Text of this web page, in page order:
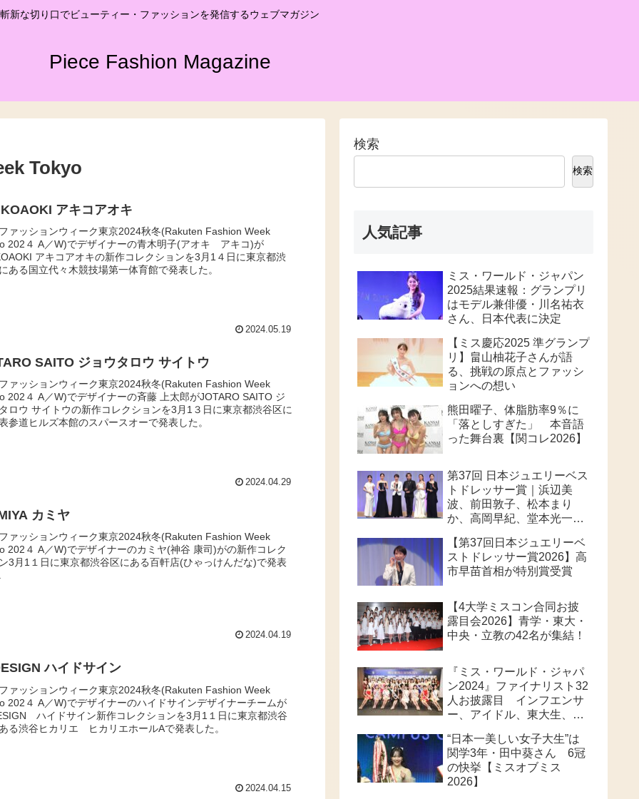
斬新な切り口でビューティー・ファッションを発信するウェブマガジン
Piece Fashion Magazine
Tokyo
アキコアオキ
ァッションウィーク東京2024秋冬(Rakuten Fashion Week
202４ A／W)でデザイナーの青木明子(アオキ アキコ)が
アキコアオキの新作コレクションを3月1４日に東京都渋
ある国立代々木競技場第一体育館で発表した。
2024.05.19
SAITO ジョウタロウ サイトウ
ァッションウィーク東京2024秋冬(Rakuten Fashion Week
202４ A／W)でデザイナーの斉藤 上太郎がJOTARO SAITO ジ
ロウ サイトウの新作コレクションを3月1３日に東京都渋谷区に
参道ヒルズ本館のスパースオーで発表した。
2024.04.29
カミヤ
ァッションウィーク東京2024秋冬(Rakuten Fashion Week
202４ A／W)でデザイナーのカミヤ(神谷 康司)がの新作コレク
3月1１日に東京都渋谷区にある百軒店(ひゃっけんだな)で発表
2024.04.19
ハイドサイン
ァッションウィーク東京2024秋冬(Rakuten Fashion Week
202４ A／W)でデザイナーのハイドサインデザイナーチームが
ハイドサイン新作コレクションを3月1１日に東京都渋谷
る渋谷ヒカリエ ヒカリエホールAで発表した。
2024.04.15
検索
検索
人気記事
ミス・ワールド・ジャパン
2025結果速報：グランプリ
はモデル兼俳優・川名祐衣
さん、日本代表に決定
【ミス慶応2025 準グランプ
リ】畠山柚花子さんが語
る、挑戦の原点とファッシ
ョンへの想い
熊田曜子、体脂肪率9％に
「落としすぎた」 本音語
った舞台裏【関コレ2026】
第37回 日本ジュエリーベス
トドレッサー賞｜浜辺美
波、前田敦子、松本まり
か、高岡早紀、堂本光一、
賞
【第37回日本ジュエリーベ
ストドレッサー賞2026】高
市早苗首相が特別賞受賞
【4大学ミスコン合同お披
露目会2026】青学・東大・
中央・立教の42名が集結！
『ミス・ワールド・ジャパ
ン2024』ファイナリスト32
人お披露目 インフエンサ
ー、アイドル、東大生、俳
頂点は、誰なのか？
“日本一美しい女子大生”は
関学3年・田中葵さん 6冠
の快挙【ミスオブミス
2026】